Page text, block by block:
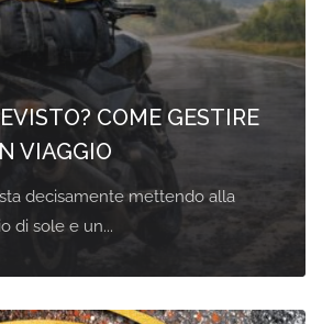
COME GESTIRE
VIAGGIO
decisamente mettendo alla
di sole e un...